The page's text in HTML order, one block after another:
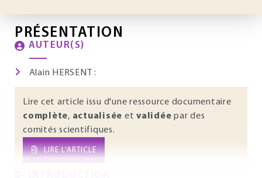
PRÉSENTATION
AUTEUR(S)
Alain HERSENT :
Lire cet article issu d'une ressource documentaire
complète, actualisée et validée par des
comités scientifiques.
LIRE L’ARTICLE